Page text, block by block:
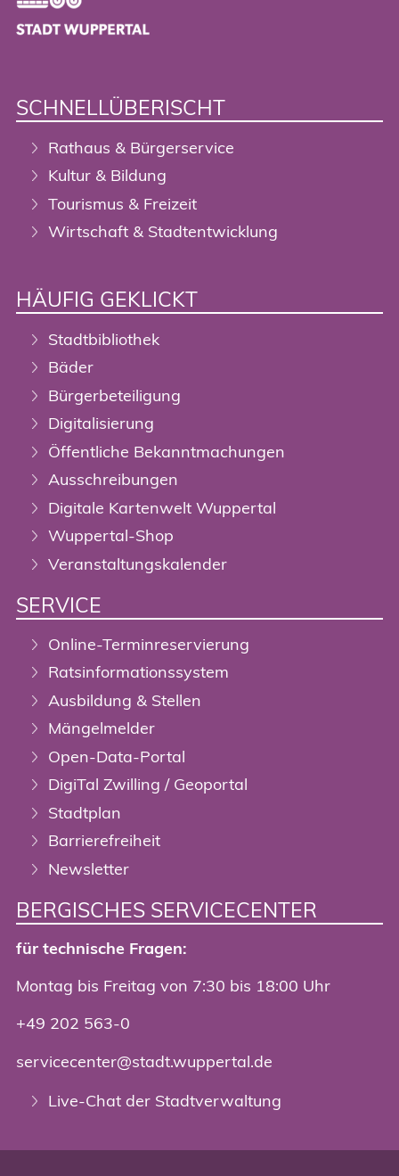
SCHNELLÜBERISCHT
Rathaus & Bürgerservice
Kultur & Bildung
Tourismus & Freizeit
Wirtschaft & Stadtentwicklung
HÄUFIG GEKLICKT
Stadtbibliothek
Bäder
Bürgerbeteiligung
Digitalisierung
Öffentliche Bekanntmachungen
Ausschreibungen
Digitale Kartenwelt Wuppertal
Wuppertal-Shop
Veranstaltungskalender
SERVICE
Online-Terminreservierung
Ratsinformationssystem
Ausbildung & Stellen
Mängelmelder
Open-Data-Portal
DigiTal Zwilling / Geoportal
Stadtplan
Barrierefreiheit
Newsletter
BERGISCHES SERVICECENTER
für technische Fragen:
Montag bis Freitag von 7:30 bis 18:00 Uhr
+49 202 563-0
servicecenter@stadt.wuppertal.de
Live-Chat der Stadtverwaltung